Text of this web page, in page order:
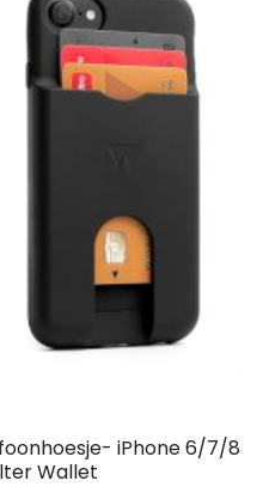
iPhone 6/7/8
Wallet